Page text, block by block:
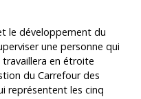
le développement du
une personne qui
en étroite
du Carrefour des
représentent les cinq